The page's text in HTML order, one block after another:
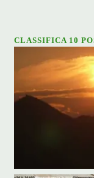
CLASSIFICA 10